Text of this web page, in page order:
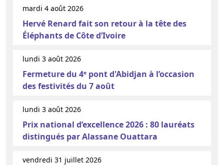
mardi 4 août 2026
Hervé Renard fait son retour à la tête des
Éléphants de Côte d’Ivoire
lundi 3 août 2026
Fermeture du 4ᵉ pont d'Abidjan à l’occasion
des festivités du 7 août
lundi 3 août 2026
Prix national d’excellence 2026 : 80 lauréats
distingués par Alassane Ouattara
vendredi 31 juillet 2026